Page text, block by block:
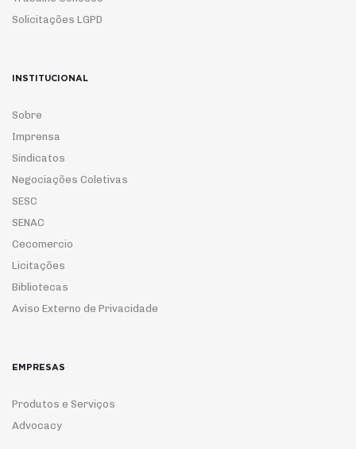
Solicitações LGPD
INSTITUCIONAL
Sobre
Imprensa
Sindicatos
Negociações Coletivas
SESC
SENAC
Cecomercio
Licitações
Bibliotecas
Aviso Externo de Privacidade
EMPRESAS
Produtos e Serviços
Advocacy